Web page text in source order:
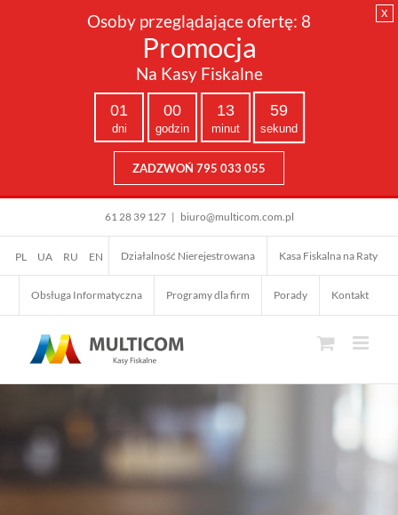
61 28 39 127 | biuro@multicom.com.pl
PL UA RU EN Działalność Nierejestrowana Kasa Fiskalna na Raty
Obsługa Informatyczna Programy dla firm Porady Kontakt
Osoby przeglądające ofertę: 8
Promocja
Na Kasy Fiskalne
01
dni
00
godzin
13
minut
58
sekund
ZADZWOŃ 795 033 055
x